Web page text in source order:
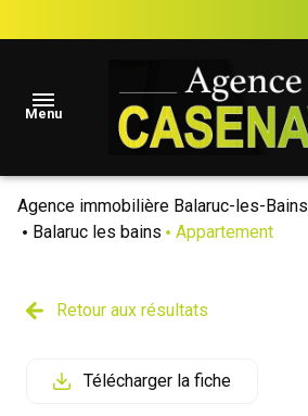
Menu
accueil
Vacances
annuelles
Agence immobilière Balaruc-les-Bains
Balaruc les bains
Appartement
Retour aux résultats
Télécharger la fiche